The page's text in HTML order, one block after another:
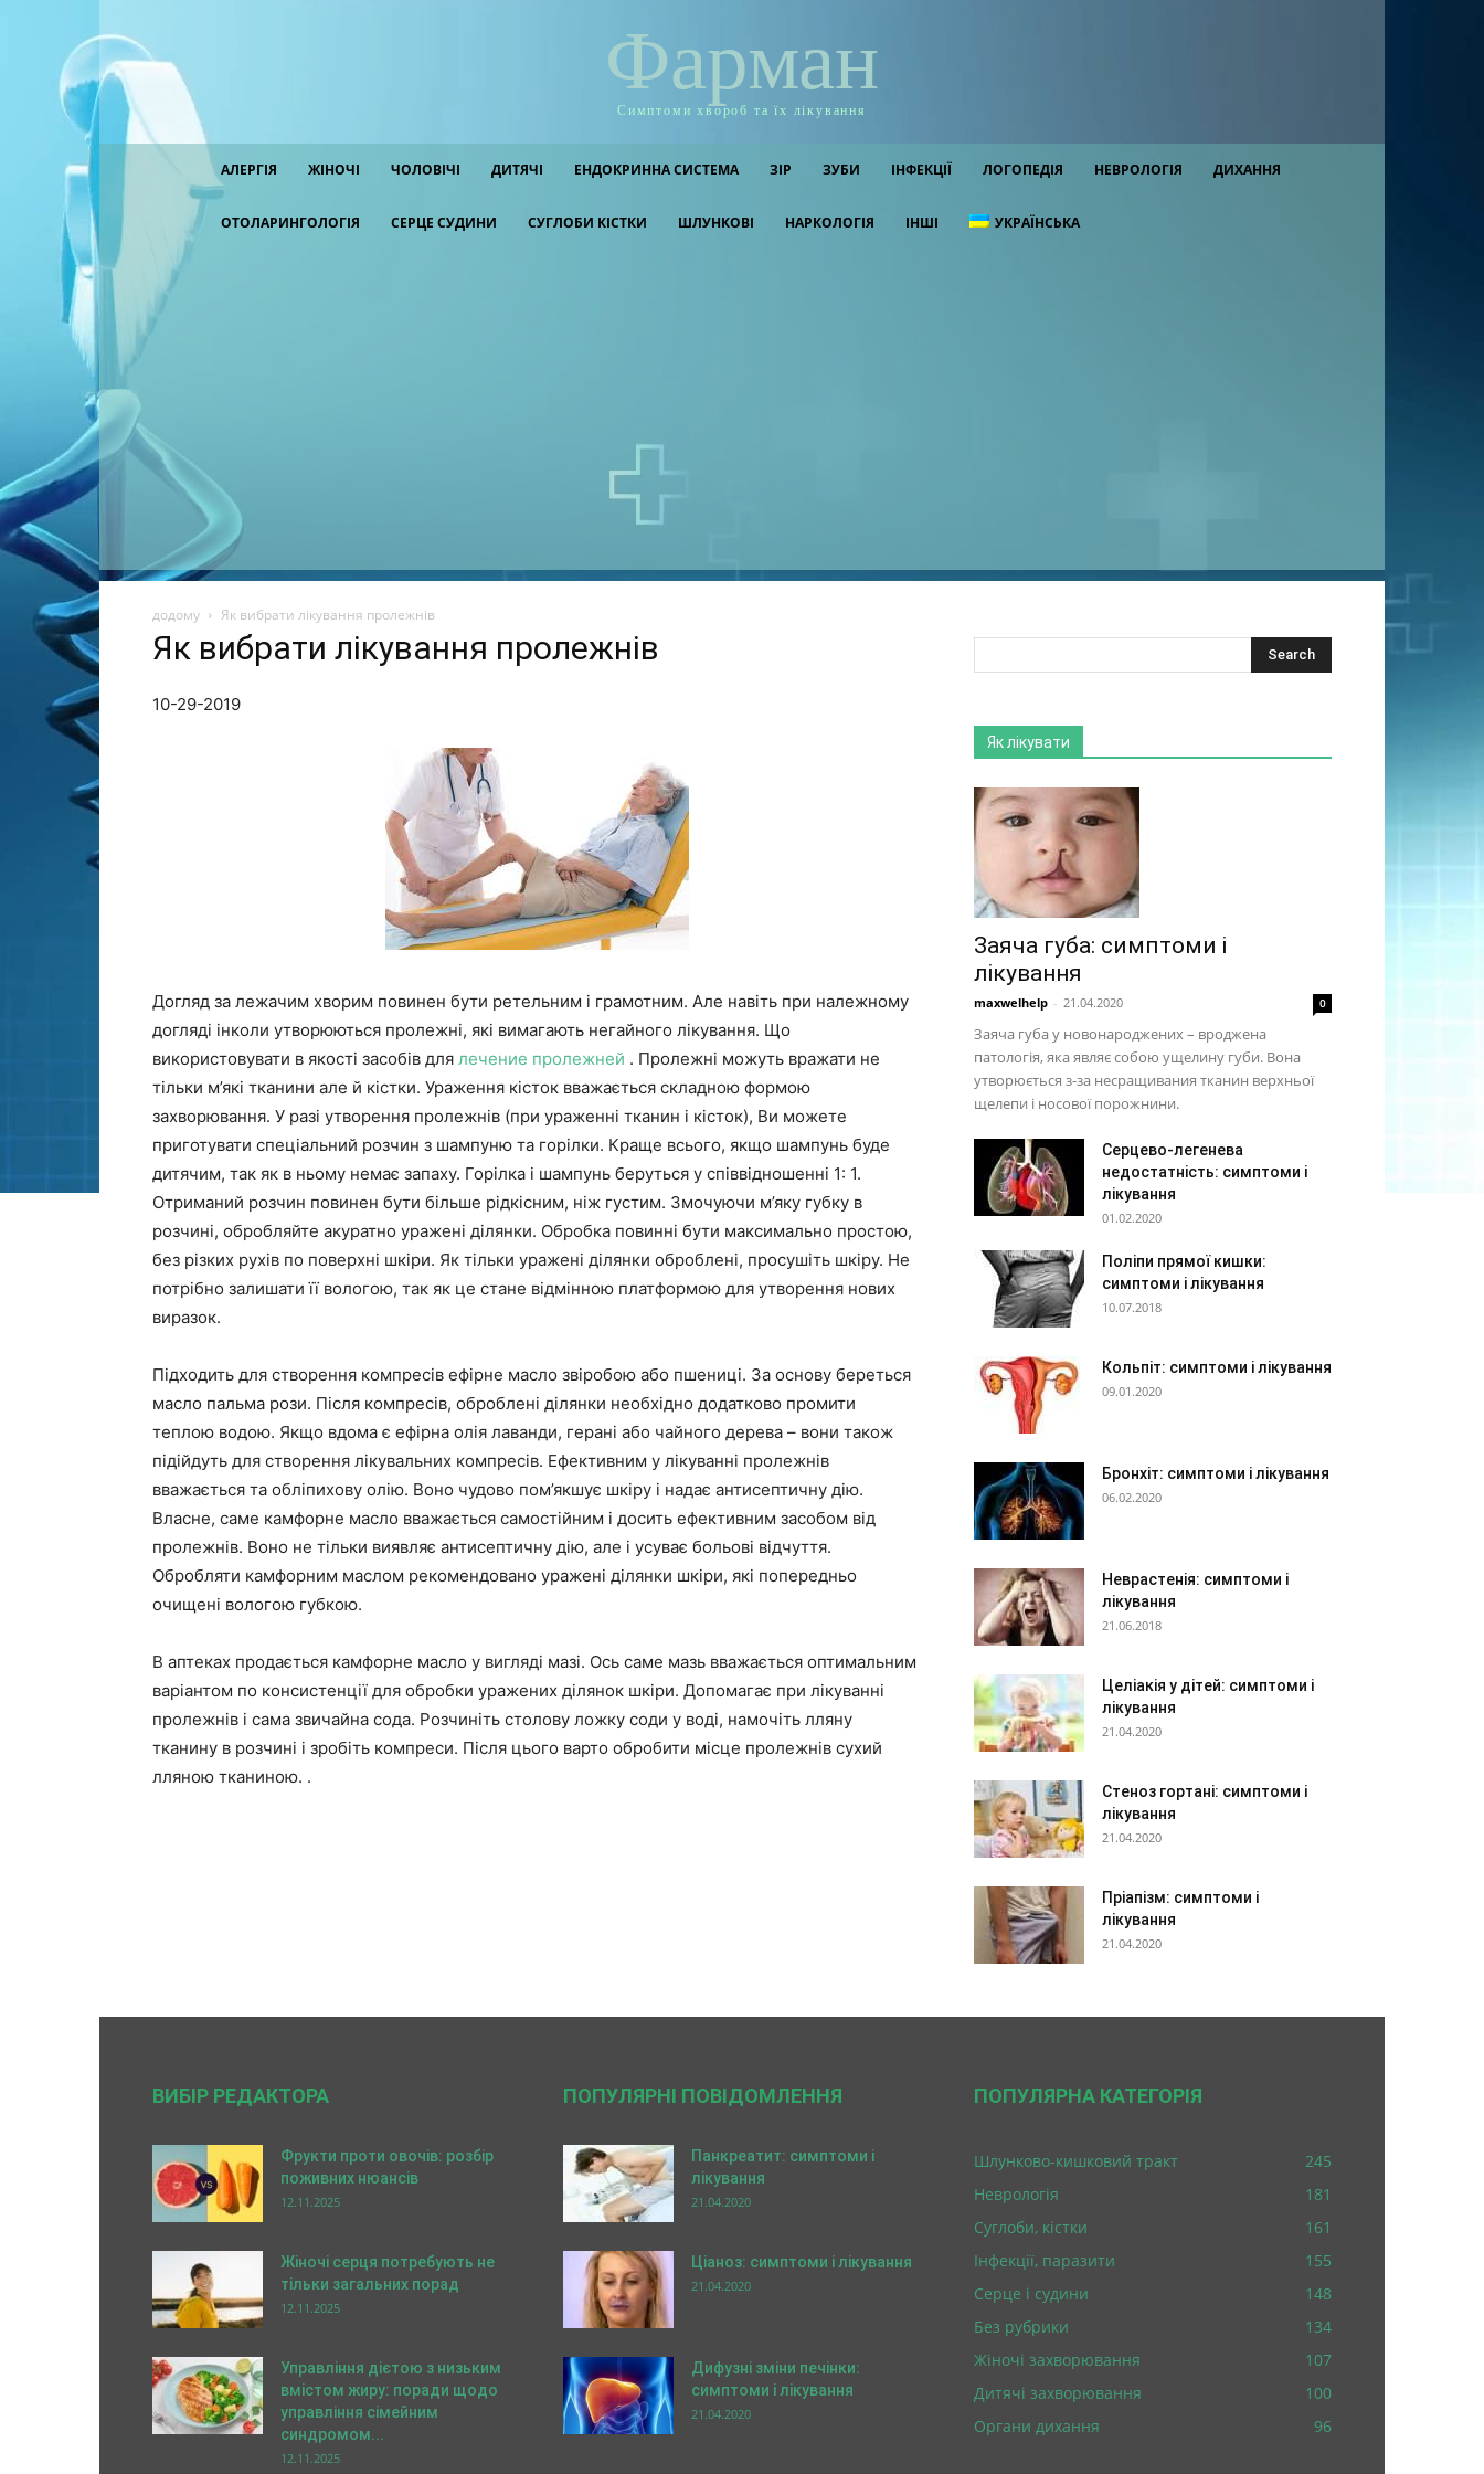
Фарман
Симптоми хвороб та їх лікування
АЛЕРГІЯ ЖІНОЧІ ЧОЛОВІЧІ ДИТЯЧІ ЕНДОКРИННА СИСТЕМА ЗІР ЗУБИ ІНФЕКЦІЇ ЛОГОПЕДІЯ НЕВРОЛОГІЯ ДИХАННЯ
ОТОЛАРИНГОЛОГІЯ СЕРЦЕ СУДИНИ СУГЛОБИ КІСТКИ ШЛУНКОВІ НАРКОЛОГІЯ ІНШІ УКРАЇНСЬКА
додому Як вибрати лікування пролежнів
Як вибрати лікування пролежнів
10-29-2019
Догляд за лежачим хворим повинен бути ретельним і грамотним. Але навіть при належному
догляді інколи утворюються пролежні, які вимагають негайного лікування. Що
використовувати в якості засобів для лечение пролежней . Пролежні можуть вражати не
тільки м’які тканини але й кістки. Ураження кісток вважається складною формою
захворювання. У разі утворення пролежнів (при ураженні тканин і кісток), Ви можете
приготувати спеціальний розчин з шампуню та горілки. Краще всього, якщо шампунь буде
дитячим, так як в ньому немає запаху. Горілка і шампунь беруться у співвідношенні 1: 1.
Отриманий розчин повинен бути більше рідкісним, ніж густим. Змочуючи м’яку губку в
розчині, обробляйте акуратно уражені ділянки. Обробка повинні бути максимально простою,
без різких рухів по поверхні шкіри. Як тільки уражені ділянки оброблені, просушіть шкіру. Не
потрібно залишати її вологою, так як це стане відмінною платформою для утворення нових
виразок.
Підходить для створення компресів ефірне масло звіробою або пшениці. За основу береться
масло пальма рози. Після компресів, оброблені ділянки необхідно додатково промити
теплою водою. Якщо вдома є ефірна олія лаванди, герані або чайного дерева – вони також
підійдуть для створення лікувальних компресів. Ефективним у лікуванні пролежнів
вважається та обліпихову олію. Воно чудово пом’якшує шкіру і надає антисептичну дію.
Власне, саме камфорне масло вважається самостійним і досить ефективним засобом від
пролежнів. Воно не тільки виявляє антисептичну дію, але і усуває больові відчуття.
Обробляти камфорним маслом рекомендовано уражені ділянки шкіри, які попередньо
очищені вологою губкою.
В аптеках продається камфорне масло у вигляді мазі. Ось саме мазь вважається оптимальним
варіантом по консистенції для обробки уражених ділянок шкіри. Допомагає при лікуванні
пролежнів і сама звичайна сода. Розчиніть столову ложку соди у воді, намочіть лляну
тканину в розчині і зробіть компреси. Після цього варто обробити місце пролежнів сухий
лляною тканиною. .
Як лікувати
Заяча губа: симптоми і
лікування
maxwelhelp - 21.04.2020 0
Заяча губа у новонароджених – вроджена
патологія, яка являє собою ущелину губи. Вона
утворюється з-за несращивания тканин верхньої
щелепи і носової порожнини.
Серцево-легенева
недостатність: симптоми і
лікування
01.02.2020
Поліпи прямої кишки:
симптоми і лікування
10.07.2018
Кольпіт: симптоми і лікування
09.01.2020
Бронхіт: симптоми і лікування
06.02.2020
Неврастенія: симптоми і
лікування
21.06.2018
Целіакія у дітей: симптоми і
лікування
21.04.2020
Стеноз гортані: симптоми і
лікування
21.04.2020
Пріапізм: симптоми і
лікування
21.04.2020
ВИБІР РЕДАКТОРА
Фрукти проти овочів: розбір
поживних нюансів
12.11.2025
Жіночі серця потребують не
тільки загальних порад
12.11.2025
Управління дієтою з низьким
вмістом жиру: поради щодо
управління сімейним
синдромом...
12.11.2025
ПОПУЛЯРНІ ПОВІДОМЛЕННЯ
Панкреатит: симптоми і
лікування
21.04.2020
Ціаноз: симптоми і лікування
21.04.2020
Дифузні зміни печінки:
симптоми і лікування
21.04.2020
ПОПУЛЯРНА КАТЕГОРІЯ
Шлунково-кишковий тракт
245
Неврологія
181
Суглоби, кістки
161
Інфекції, паразити
155
Серце і судини
148
Без рубрики
134
Жіночі захворювання
107
Дитячі захворювання
100
Органи дихання
96